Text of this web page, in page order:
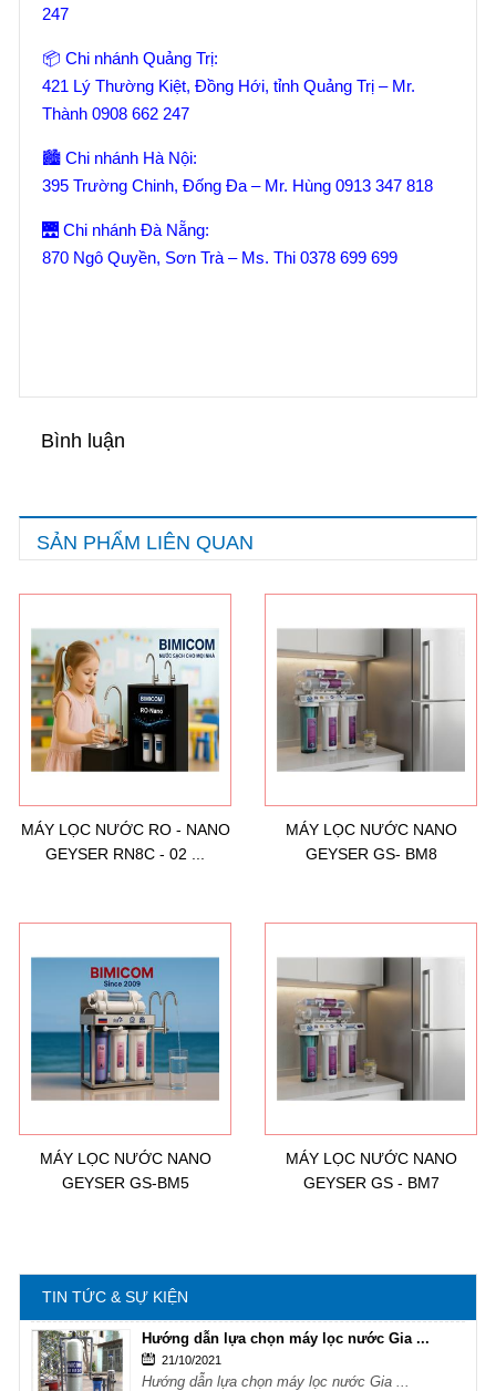
247
📦 Chi nhánh Quảng Trị:
421 Lý Thường Kiệt, Đồng Hới, tỉnh Quảng Trị – Mr.
Thành 0908 662 247
🏙️ Chi nhánh Hà Nội:
395 Trường Chinh, Đống Đa – Mr. Hùng 0913 347 818
🌉 Chi nhánh Đà Nẵng:
870 Ngô Quyền, Sơn Trà – Ms. Thi 0378 699 699
Bình luận
SẢN PHẨM LIÊN QUAN
MÁY LỌC NƯỚC RO - NANO
GEYSER RN8C - 02 ...
MÁY LỌC NƯỚC NANO
GEYSER GS- BM8
MÁY LỌC NƯỚC NANO
GEYSER GS-BM5
MÁY LỌC NƯỚC NANO
GEYSER GS - BM7
TIN TỨC & SỰ KIỆN
Hướng dẫn lựa chọn máy lọc nước Gia ...
21/10/2021
Hướng dẫn lựa chọn máy lọc nước Gia ...
Ô nhiễm nguồn nước và vấn đề sức khỏe
Hướng dẫn lựa chọn máy lọc nước Gia ...
21/10/2021
Hướng dẫn lựa chọn máy lọc nước Gia ...